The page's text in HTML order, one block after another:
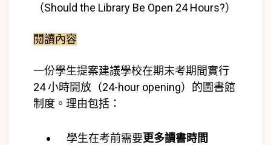
（Should the Library Be Open 24 Hours?）
閱讀內容
一份學生提案建議學校在期末考期間實行
24 小時開放（24-hour opening）的圖書館
制度。 理由包括：
學生在考前需要更多讀書時間